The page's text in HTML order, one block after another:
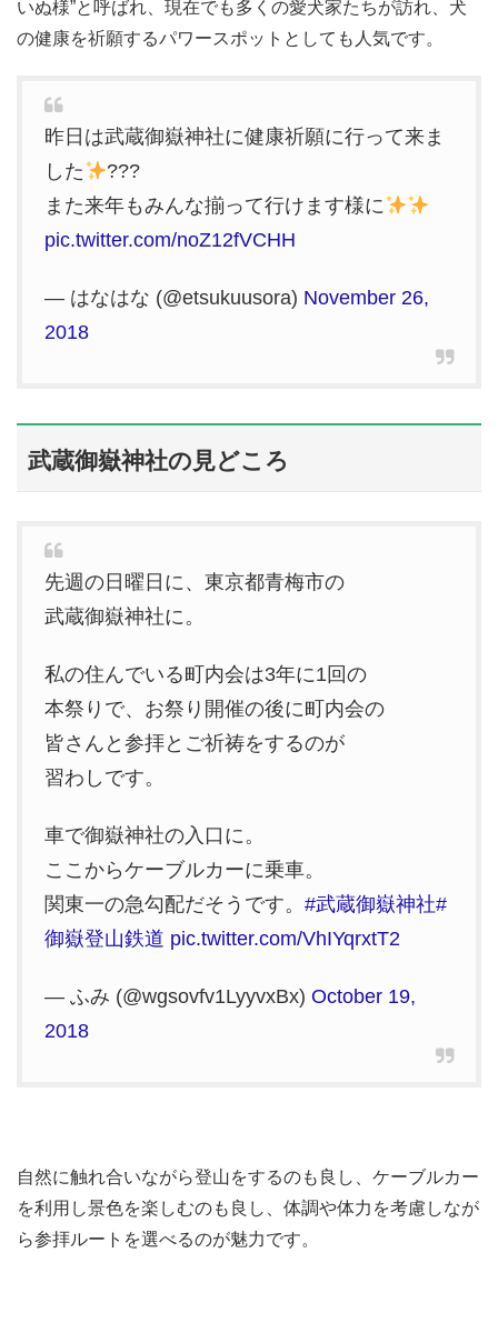
いぬ様”と呼ばれ、現在でも多くの愛犬家たちが訪れ、犬
の健康を祈願するパワースポットとしても人気です。
昨日は武蔵御嶽神社に健康祈願に行って来ま
した
???
また来年もみんな揃って行けます様に
pic.twitter.com/noZ12fVCHH
— はなはな (@etsukuusora) November 26,
2018
武蔵御嶽神社の見どころ
先週の日曜日に、東京都青梅市の
武蔵御嶽神社に。
私の住んでいる町内会は3年に1回の
本祭りで、お祭り開催の後に町内会の
皆さんと参拝とご祈祷をするのが
習わしです。
車で御嶽神社の入口に。
ここからケーブルカーに乗車。
関東一の急勾配だそうです。 #武蔵御嶽神社#
御嶽登山鉄道 pic.twitter.com/VhIYqrxtT2
— ふみ (@wgsovfv1LyyvxBx) October 19,
2018
自然に触れ合いながら登山をするのも良し、ケーブルカー
を利用し景色を楽しむのも良し、体調や体力を考慮しなが
ら参拝ルートを選べるのが魅力です。